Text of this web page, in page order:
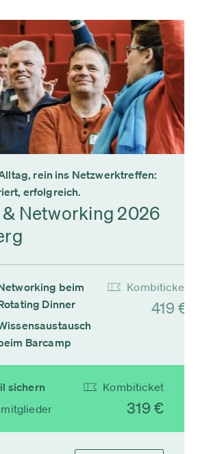
rein ins Netzwerktreffen:
erfolgreich.
Networking 2026
beim
Dinner
Barcamp
Kombiticket
419 €
sichern
Kombiticket
319 €